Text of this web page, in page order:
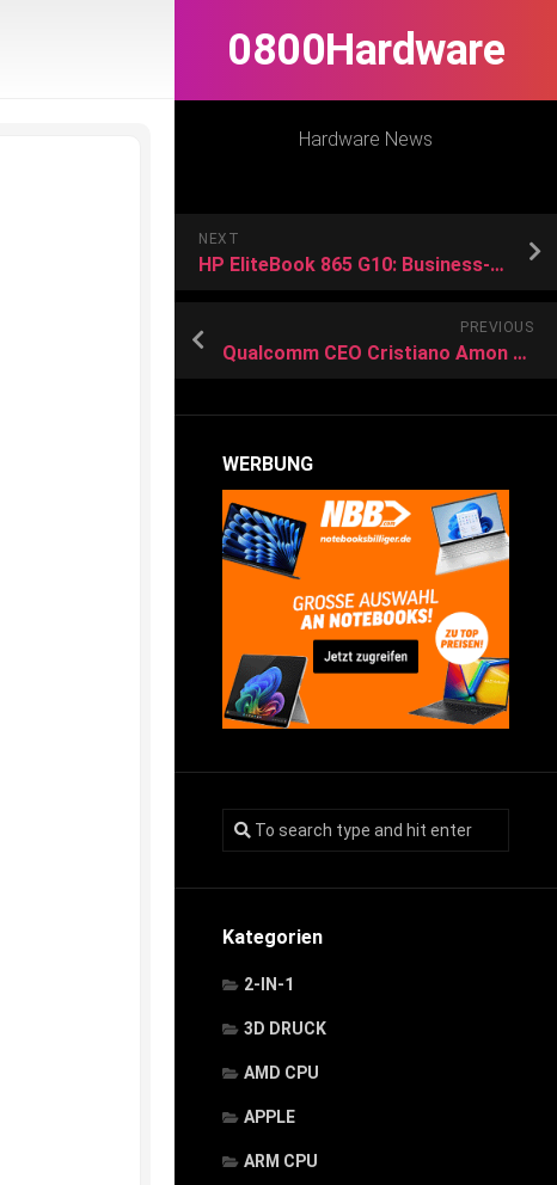
0800Hardware
Hardware News
NEXT
HP EliteBook 865 G10: Business-Notebook zum Bestpreis kaufen!
PREVIOUS
Qualcomm CEO Cristiano Amon to Deliver Keynote Speech at COMPUTEX 2024
WERBUNG
Kategorien
2-IN-1
3D DRUCK
AMD CPU
APPLE
ARM CPU